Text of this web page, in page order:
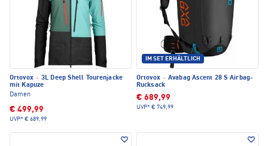
Ortovox · 3L Deep Shell Tourenjacke
mit Kapuze
Damen
€ 499,99
UVP* € 689,99
IM SET ERHÄLTLICH
Ortovox · Avabag Ascent 28 S Airbag-
Rucksack
€ 689,99
UVP* € 749,99